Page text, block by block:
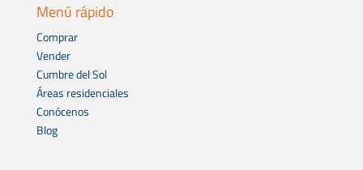
Menú rápido
Comprar
Vender
Cumbre del Sol
Áreas residenciales
Conócenos
Blog